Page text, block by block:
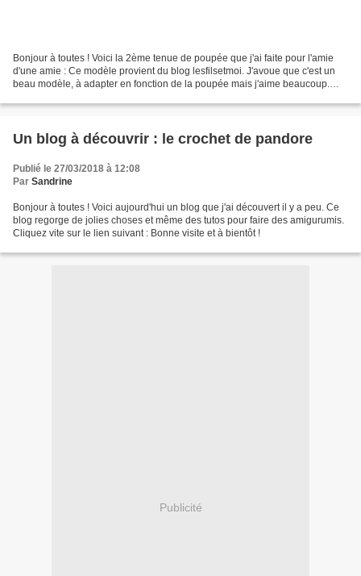
Bonjour à toutes ! Voici la 2ème tenue de poupée que j'ai faite pour l'amie
d'une amie : Ce modèle provient du blog lesfilsetmoi. J'avoue que c'est un
beau modèle, à adapter en fonction de la poupée mais j'aime beaucoup.
Un blog à découvrir : le crochet de pandore
Publié le 27/03/2018 à 12:08
Par Sandrine
Bonjour à toutes ! Voici aujourd'hui un blog que j'ai découvert il y a peu. Ce
blog regorge de jolies choses et même des tutos pour faire des amigurumis.
Cliquez vite sur le lien suivant : Bonne visite et à bientôt !
Publicité